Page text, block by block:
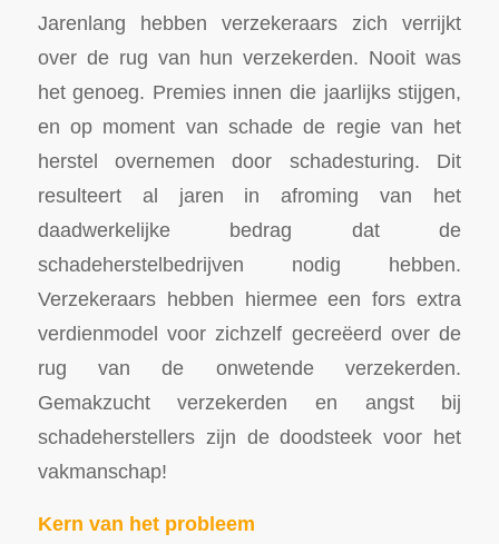
Jarenlang hebben verzekeraars zich verrijkt
over de rug van hun verzekerden. Nooit was
het genoeg. Premies innen die jaarlijks stijgen,
en op moment van schade de regie van het
herstel overnemen door schadesturing. Dit
resulteert al jaren in afroming van het
daadwerkelijke bedrag dat de
schadeherstelbedrijven nodig hebben.
Verzekeraars hebben hiermee een fors extra
verdienmodel voor zichzelf gecreëerd over de
rug van de onwetende verzekerden.
Gemakzucht verzekerden en angst bij
schadeherstellers zijn de doodsteek voor het
vakmanschap!
Kern van het probleem